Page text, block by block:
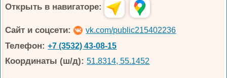
Открыть в навигаторе:
Сайт и соцсети: vk.com/public215402236
Телефон: +7 (3532) 43-08-15
Координаты (ш/д): 51.8314, 55.1452